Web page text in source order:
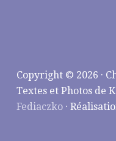
Copyright © 2026 ·
Textes et Photos de
Fediaczko ·